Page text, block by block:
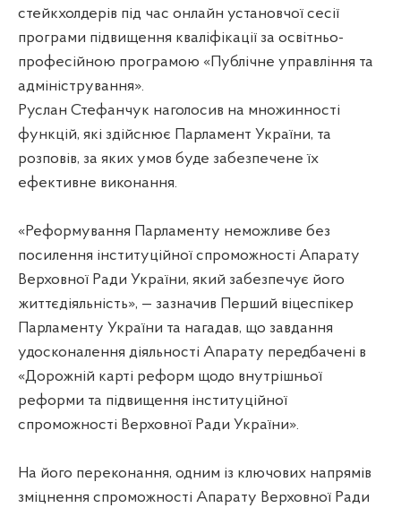
стейкхолдерів під час онлайн установчої сесії
програми підвищення кваліфікації за освітньо-
професійною програмою «Публічне управління та
адміністрування».
Руслан Стефанчук наголосив на множинності
функцій, які здійснює Парламент України, та
розповів, за яких умов буде забезпечене їх
ефективне виконання.
«Реформування Парламенту неможливе без
посилення інституційної спроможності Апарату
Верховної Ради України, який забезпечує його
життєдіяльність», — зазначив Перший віцеспікер
Парламенту України та нагадав, що завдання
удосконалення діяльності Апарату передбачені в
«Дорожній карті реформ щодо внутрішньої
реформи та підвищення інституційної
спроможності Верховної Ради України».
На його переконання, одним із ключових напрямів
зміцнення спроможності Апарату Верховної Ради